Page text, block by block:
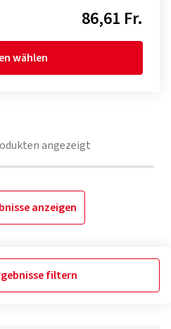
86,61 Fr.
wählen
angezeigt
anzeigen
filtern